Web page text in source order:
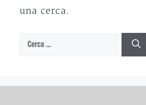
una cerca.
Cerca: